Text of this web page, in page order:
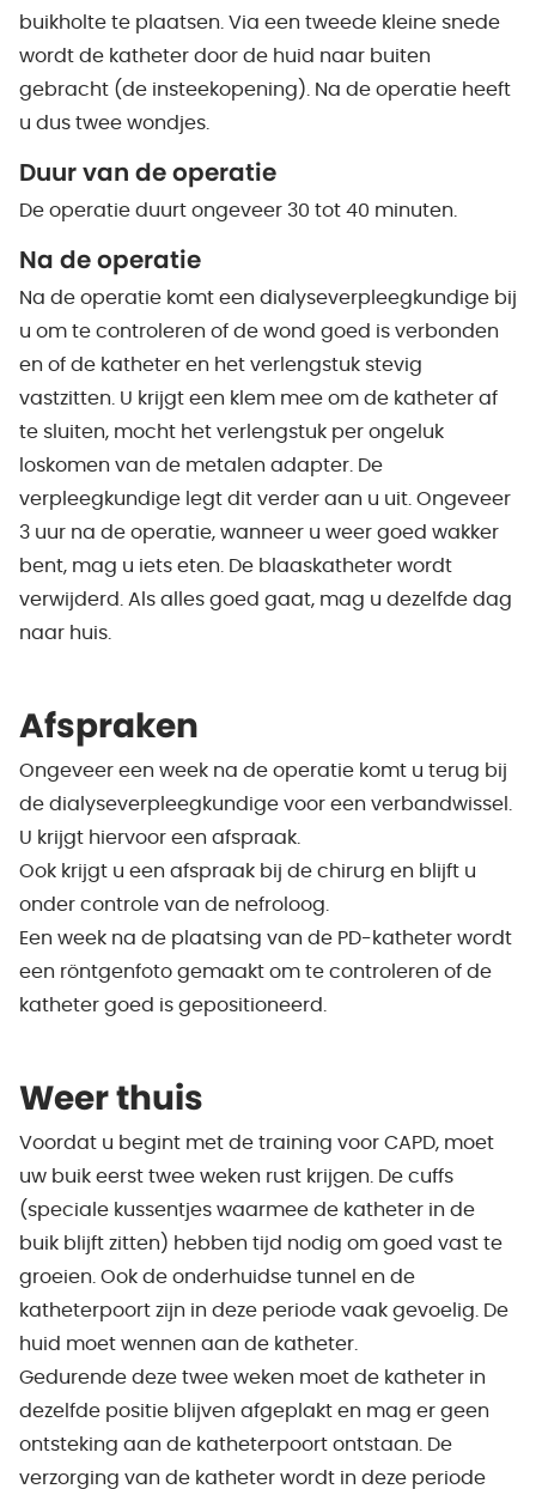
buikholte te plaatsen. Via een tweede kleine snede
wordt de katheter door de huid naar buiten
gebracht (de insteekopening). Na de operatie heeft
u dus twee wondjes.
Duur van de operatie
De operatie duurt ongeveer 30 tot 40 minuten.
Na de operatie
Na de operatie komt een dialyseverpleegkundige bij
u om te controleren of de wond goed is verbonden
en of de katheter en het verlengstuk stevig
vastzitten. U krijgt een klem mee om de katheter af
te sluiten, mocht het verlengstuk per ongeluk
loskomen van de metalen adapter. De
verpleegkundige legt dit verder aan u uit. Ongeveer
3 uur na de operatie, wanneer u weer goed wakker
bent, mag u iets eten. De blaaskatheter wordt
verwijderd. Als alles goed gaat, mag u dezelfde dag
naar huis.
Afspraken
Ongeveer een week na de operatie komt u terug bij
de dialyseverpleegkundige voor een verbandwissel.
U krijgt hiervoor een afspraak.
Ook krijgt u een afspraak bij de chirurg en blijft u
onder controle van de nefroloog.
Een week na de plaatsing van de PD-katheter wordt
een röntgenfoto gemaakt om te controleren of de
katheter goed is gepositioneerd.
Weer thuis
Voordat u begint met de training voor CAPD, moet
uw buik eerst twee weken rust krijgen. De cuffs
(speciale kussentjes waarmee de katheter in de
buik blijft zitten) hebben tijd nodig om goed vast te
groeien. Ook de onderhuidse tunnel en de
katheterpoort zijn in deze periode vaak gevoelig. De
huid moet wennen aan de katheter.
Gedurende deze twee weken moet de katheter in
dezelfde positie blijven afgeplakt en mag er geen
ontsteking aan de katheterpoort ontstaan. De
verzorging van de katheter wordt in deze periode